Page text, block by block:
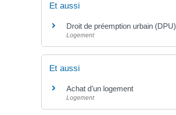
Et aussi
Droit de préemption urbain (DPU)
Logement
Et aussi
Achat d'un logement
Logement